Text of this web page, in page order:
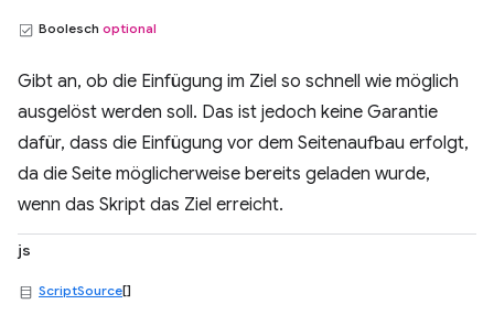
Boolesch optional
Gibt an, ob die Einfügung im Ziel so schnell wie möglich
ausgelöst werden soll. Das ist jedoch keine Garantie
dafür, dass die Einfügung vor dem Seitenaufbau erfolgt,
da die Seite möglicherweise bereits geladen wurde,
wenn das Skript das Ziel erreicht.
js
ScriptSource[]